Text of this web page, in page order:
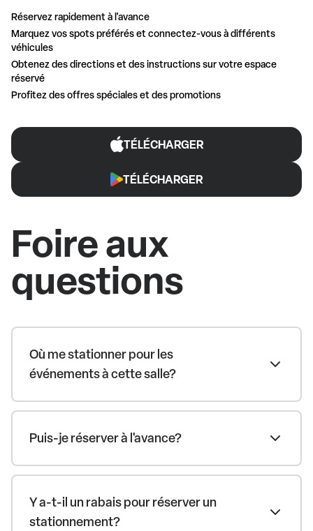
Réservez rapidement à l'avance
Marquez vos spots préférés et connectez-vous à différents
véhicules
Obtenez des directions et des instructions sur votre espace
réservé
Profitez des offres spéciales et des promotions
TÉLÉCHARGER
TÉLÉCHARGER
Foire aux
questions
Où me stationner pour les
événements à cette salle?
Puis-je réserver à l'avance?
Y a-t-il un rabais pour réserver un
stationnement?